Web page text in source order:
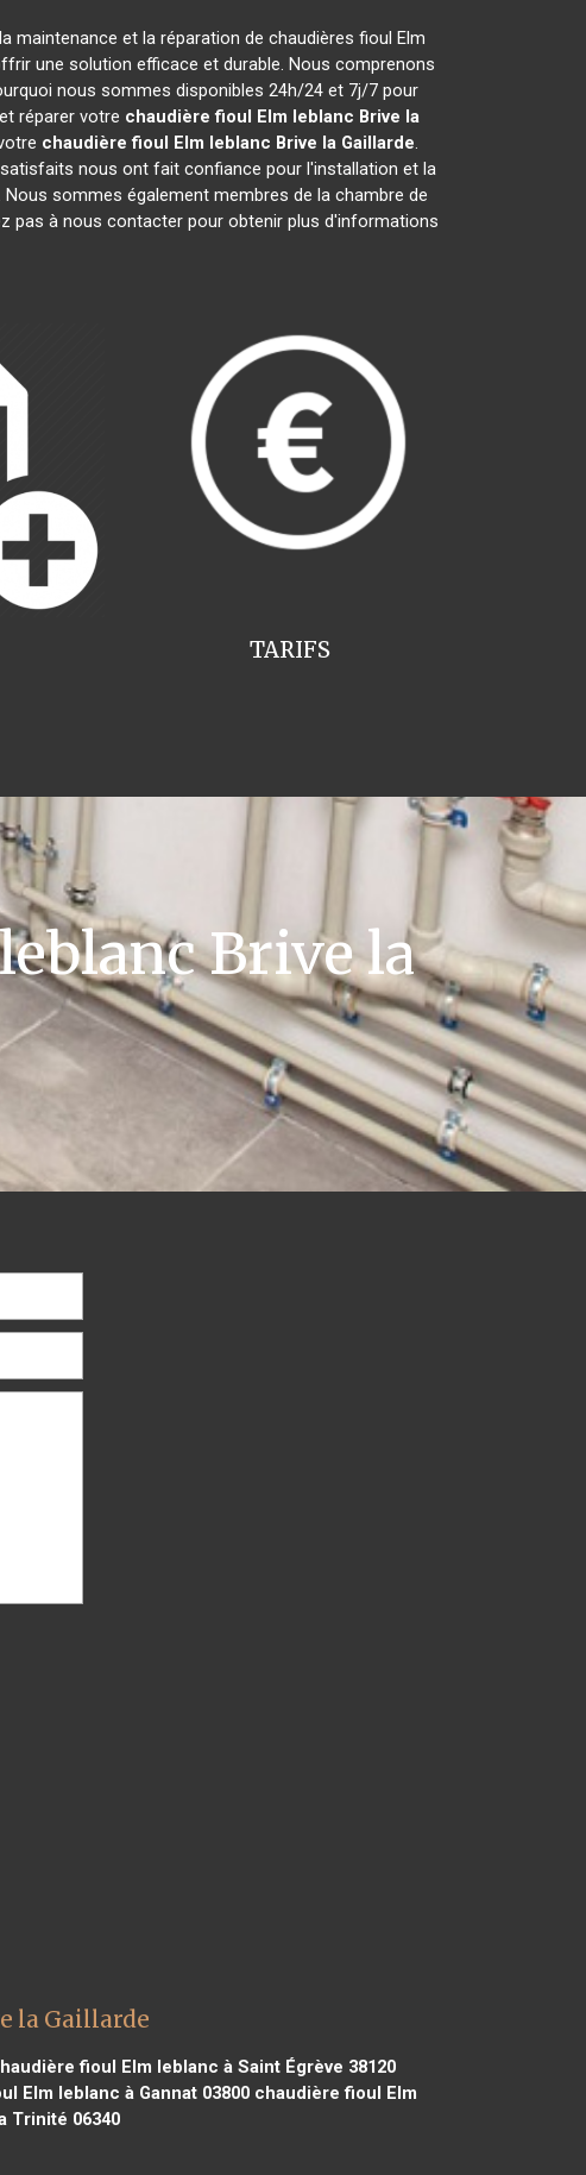
maintenance et la réparation de chaudières fioul Elm
une solution efficace et durable. Nous comprenons
nous sommes disponibles 24h/24 et 7j/7 pour
réparer votre chaudière fioul Elm leblanc Brive la
chaudière fioul Elm leblanc Brive la Gaillarde.
nous ont fait confiance pour l'installation et la
sommes également membres de la chambre de
pas à nous contacter pour obtenir plus d'informations
TARIFS
Brive la
la Gaillarde
fioul Elm leblanc à Saint Égrève 38120
Elm leblanc à Gannat 03800chaudière fioul Elm
Trinité 06340